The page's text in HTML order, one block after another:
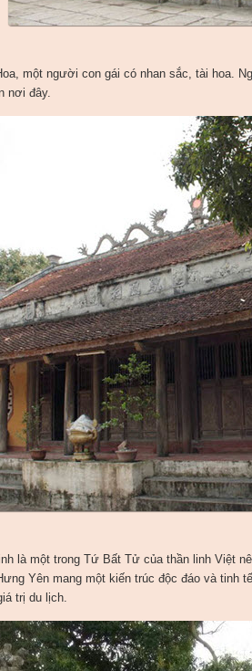
một người con gái có nhan sắc, tài hoa.
nơi đây.
là một trong Tứ Bất Tử của thần linh Việt
Yên mang một kiến trúc độc đáo và tinh
trị du lịch.